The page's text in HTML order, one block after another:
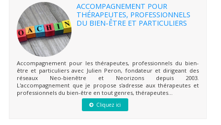
ACCOMPAGNEMENT POUR
THÉRAPEUTES, PROFESSIONNELS
DU BIEN-ÊTRE ET PARTICULIERS
Accompagnement pour les thérapeutes, professionnels du bien-
être et particuliers avec Julien Peron, fondateur et dirigeant des
réseaux Neo-bienêtre et Neorizons depuis 2003.
L'accompagnement que je propose s'adresse aux thérapeutes et
professionnels du bien-être en tout genres, thérapeutes...
Cliquez ici